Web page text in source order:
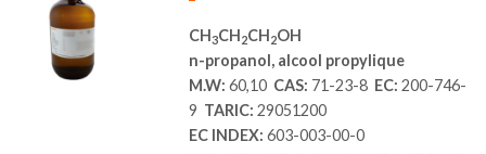
CH 3CH 2CH 2OH
n-propanol, alcool propylique
M.W:60,10 CAS: 71-23-8 EC:200-746-
9 TARIC:29051200
EC INDEX:603-003-00-0